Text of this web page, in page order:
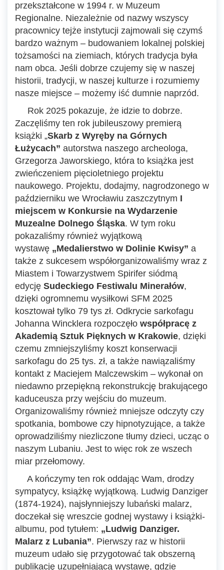
przekształcone w 1994 r. w Muzeum
Regionalne. Niezależnie od nazwy wszyscy
pracownicy tejże instytucji zajmowali się czymś
bardzo ważnym – budowaniem lokalnej polskiej
tożsamości na ziemiach, których tradycja była
nam obca. Jeśli dobrze czujemy się w naszej
historii, tradycji, w naszej kulturze i rozumiemy
nasze miejsce – możemy iść dumnie naprzód.
Rok 2025 pokazuje, że idzie to dobrze.
Zaczęliśmy ten rok jubileuszowy premierą
książki „Skarb z Wyręby na Górnych
Łużycach” autorstwa naszego archeologa,
Grzegorza Jaworskiego, która to książka jest
zwieńczeniem pięcioletniego projektu
naukowego. Projektu, dodajmy, nagrodzonego w
październiku we Wrocławiu zaszczytnym I
miejscem w Konkursie na Wydarzenie
Muzealne Dolnego Śląska. W tym roku
pokazaliśmy również wyjątkową
wystawę „Medalierstwo w Dolinie Kwisy” a
także z sukcesem współorganizowaliśmy wraz z
Miastem i Towarzystwem Spirifer siódmą
edycję Sudeckiego Festiwalu Minerałów,
dzięki ogromnemu wysiłkowi SFM 2025
kosztował tylko 79 tys zł. Odkrycie sarkofagu
Johanna Wincklera rozpoczęło współpracę z
Akademią Sztuk Pięknych w Krakowie, dzięki
czemu zmniejszyliśmy koszt konserwacji
sarkofagu do 25 tys. zł, a także nawiązaliśmy
kontakt z Maciejem Malczewskim – wykonał on
niedawno przepiękną rekonstrukcję brakującego
kaduceusza przy wejściu do muzeum.
Organizowaliśmy również mniejsze odczyty czy
spotkania, bombowe czy hipnotyzujące, a także
oprowadziliśmy niezliczone tłumy dzieci, ucząc o
naszym Lubaniu. Jest to więc rok ze wszech
miar przełomowy.
A kończymy ten rok oddając Wam, drodzy
sympatycy, książkę wyjątkową. Ludwig Danziger
(1874-1924), najsłynniejszy lubański malarz,
doczekał się wreszcie godnej wystawy i książki-
albumu, pod tytułem: „Ludwig Danziger.
Malarz z Lubania”. Pierwszy raz w historii
muzeum udało się przygotować tak obszerną
publikację uzupełniającą wystawę, gdzie